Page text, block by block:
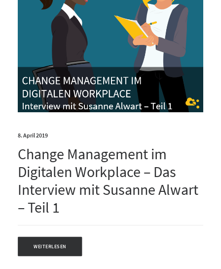
8. April 2019
Change Management im
Digitalen Workplace – Das
Interview mit Susanne Alwart
– Teil 1
WEITERLESEN